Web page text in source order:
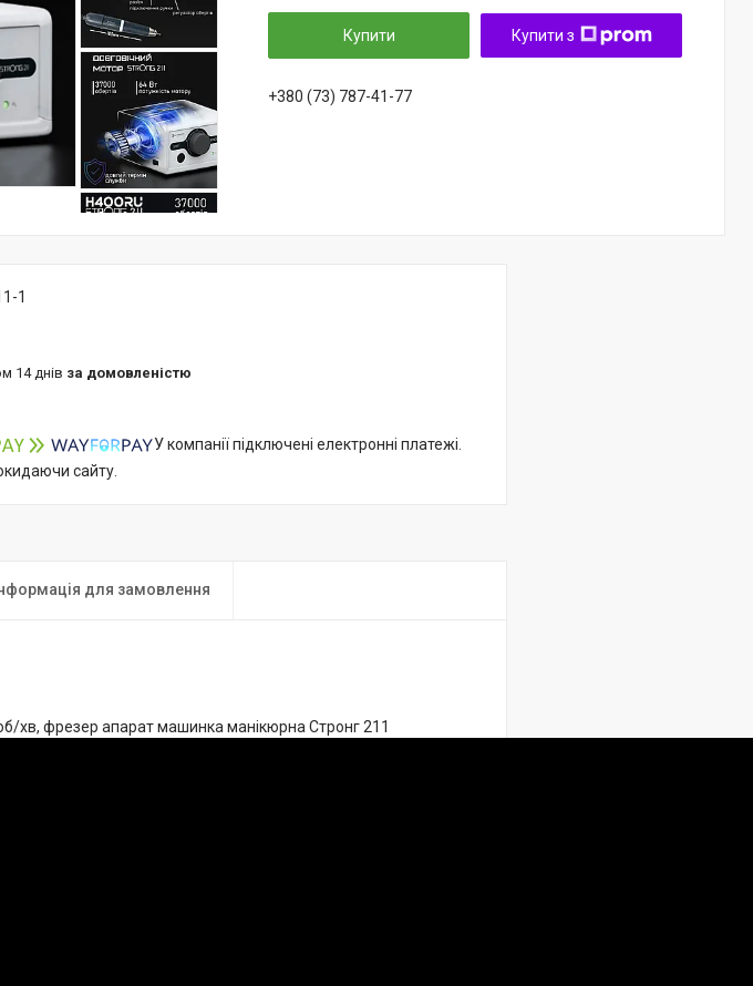
Купити Купити з
+380 (73) 787-41-77
1
14 днів за домовленістю
У компанії підключені електронні платежі.
сайту.
для замовлення
хв, фрезер апарат машинка манікюрна Стронг 211